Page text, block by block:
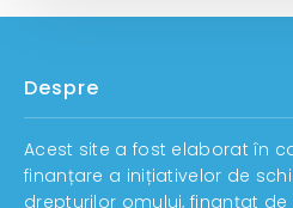
Despre
Acest site a fost elaborat în
finanțare a inițiativelor de
drepturilor omului, finanțat de